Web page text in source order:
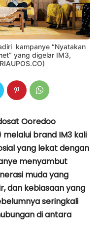
kampanye “Nyatakan
yang digelar IM3,
Ooredoo
brand IM3 kali
yang lekat dengan
menyambut
muda yang
dan kebiasaan yang
seringkali
di antara